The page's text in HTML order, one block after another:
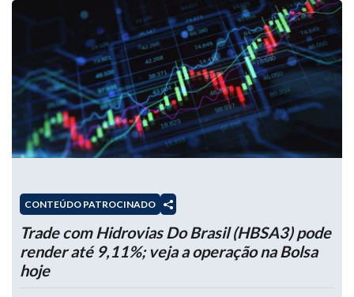
CONTEÚDO PATROCINADO
Trade com Hidrovias Do Brasil (HBSA3) pode
render até 9,11%; veja a operação na Bolsa
hoje